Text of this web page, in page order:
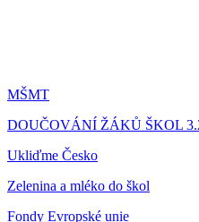
MŠMT
DOUČOVÁNÍ ŽÁKŮ ŠKOL
Ukliďme Česko
Zelenina a mléko do škol
Fondy Evropské unie